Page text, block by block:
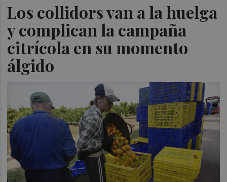
Los collidors van a la huelga
y complican la campaña
citrícola en su momento
álgido